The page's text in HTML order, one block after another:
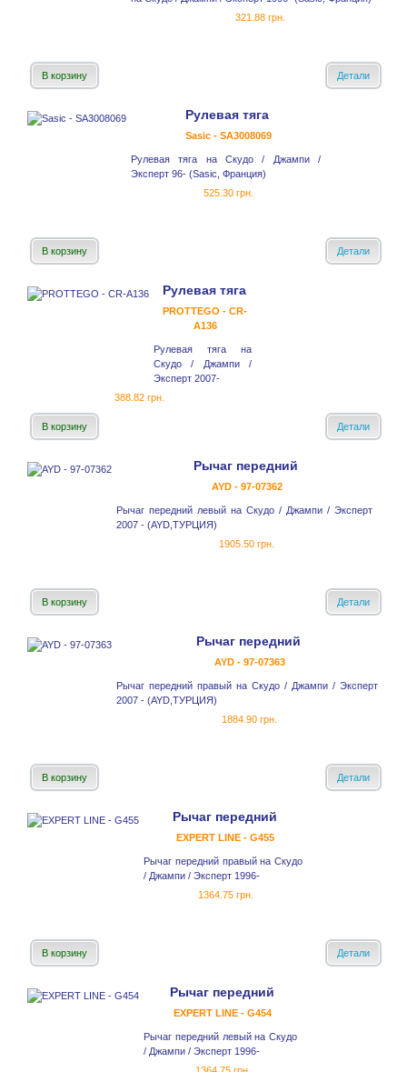
321.88 грн.
В корзину Детали
Рулевая тяга
Sasic - SA3008069
Рулевая тяга на Скудо / Джампи /
Эксперт 96- (Sasic, Франция)
525.30 грн.
В корзину Детали
Рулевая тяга
PROTTEGO - CR-
A136
Рулевая тяга на
Скудо / Джампи /
Эксперт 2007-
388.82 грн.
В корзину Детали
Рычаг передний
AYD - 97-07362
Рычаг передний левый на Скудо / Джампи / Эксперт
2007 - (AYD,ТУРЦИЯ)
1905.50 грн.
В корзину Детали
Рычаг передний
AYD - 97-07363
Рычаг передний правый на Скудо / Джампи / Эксперт
2007 - (AYD,ТУРЦИЯ)
1884.90 грн.
В корзину Детали
Рычаг передний
EXPERT LINE - G455
Рычаг передний правый на Скудо
/ Джампи / Эксперт 1996-
1364.75 грн.
В корзину Детали
Рычаг передний
EXPERT LINE - G454
Рычаг передний левый на Скудо
/ Джампи / Эксперт 1996-